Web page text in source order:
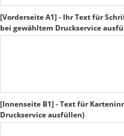
[Vorderseite A1] - Ihr Text für
bei gewähltem Druckservice
[Innenseite B1] - Text für
Druckservice ausfüllen)